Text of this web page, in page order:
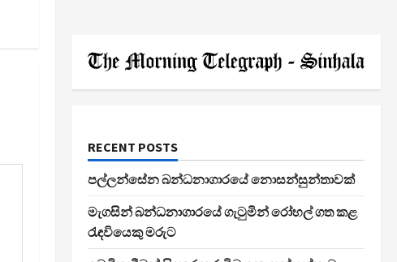
RECENT POSTS
පල්ලන්සේන බන්ධනාගාරයේ නොසන්සුන්තාවක්
මැගසින් බන්ධනාගාරයේ ගැටුමින් රෝහල් ගත කළ
රැඳවියෙකු මරුට